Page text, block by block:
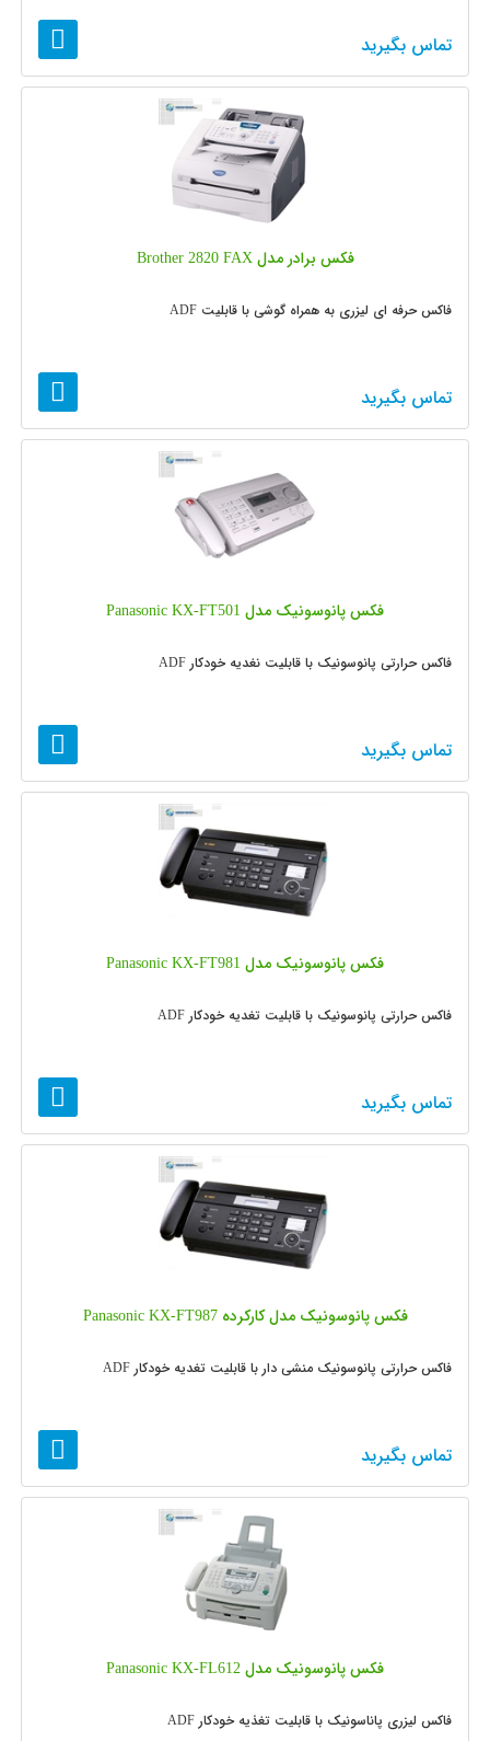
تماس بگیرید
فکس برادر مدل Brother 2820 FAX
فاکس حرفه ای لیزری به همراه گوشی با قابلیت ADF
تماس بگیرید
فکس پانوسونیک مدل Panasonic KX-FT501
فاکس حرارتی پانوسونیک با قابلیت نغدیه خودکار ADF
تماس بگیرید
فکس پانوسونیک مدل Panasonic KX-FT981
فاکس حرارتی پانوسونیک با قابلیت تغدیه خودکار ADF
تماس بگیرید
فکس پانوسونیک مدل کارکرده Panasonic KX-FT987
فاکس حرارتی پانوسونیک منشی دار با قابلیت تغدیه خودکار ADF
تماس بگیرید
فکس پانوسونیک مدل Panasonic KX-FL612
فاکس لیزری پاناسونیک با قابلیت تغذیه خودکار ADF